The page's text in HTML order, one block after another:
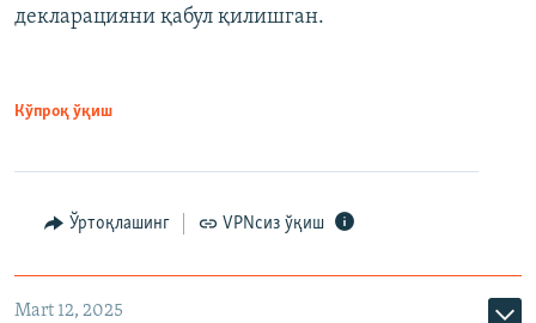
декларацияни қабул қилишган.
Кўпроқ ўқиш
Ўртоқлашинг VPNсиз ўқиш
Mart 12, 2025